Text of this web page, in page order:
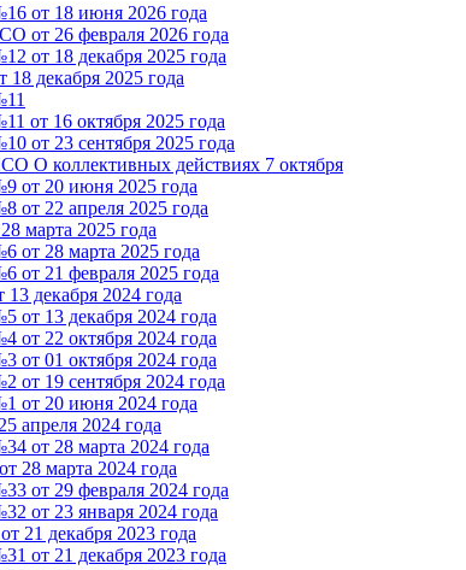
от 18 июня 2026 года
от 26 февраля 2026 года
от 18 декабря 2025 года
декабря 2025 года
от 16 октября 2025 года
от 23 сентября 2025 года
О коллективных действиях 7 октября
от 20 июня 2025 года
22 апреля 2025 года
марта 2025 года
28 марта 2025 года
21 февраля 2025 года
декабря 2024 года
13 декабря 2024 года
22 октября 2024 года
01 октября 2024 года
19 сентября 2024 года
от 20 июня 2024 года
апреля 2024 года
от 28 марта 2024 года
28 марта 2024 года
от 29 февраля 2024 года
от 23 января 2024 года
21 декабря 2023 года
от 21 декабря 2023 года